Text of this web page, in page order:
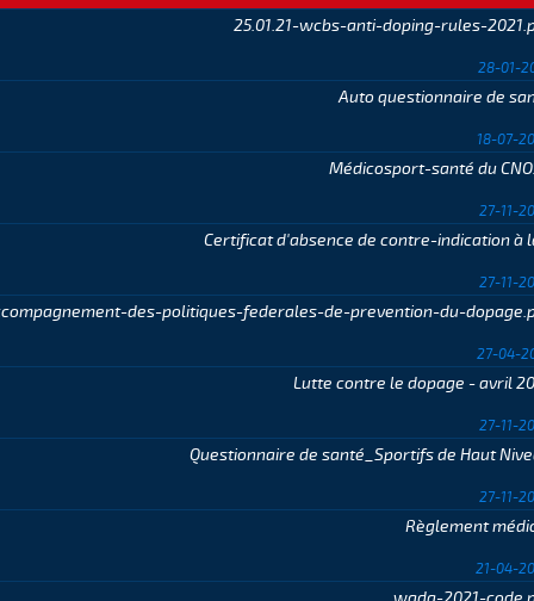
25.01.21-wcbs-anti-doping-rules-
28-01-
Auto questionnaire de
18-07-
Médicosport-santé du
27-11-
Certificat d'absence de contre-indication à
27-11-
des-politiques-federales-de-prevention-du-
27-04-
Lutte contre le dopage - avril
27-11-
Questionnaire de santé_Sportifs de Haut
27-11-
Règlement
21-04-